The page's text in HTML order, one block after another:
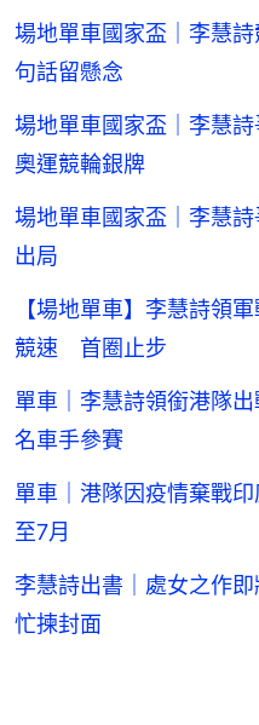
場地單車國家盃｜李慧
句話留懸念
場地單車國家盃｜李慧
奧運競輪銀牌
場地單車國家盃｜李慧
出局
【場地單車】李慧詩領
競速 首圈止步
單車｜李慧詩領銜港隊
名車手參賽
單車｜港隊因疫情棄戰
至7月
李慧詩出書｜處女之作
忙揀封面